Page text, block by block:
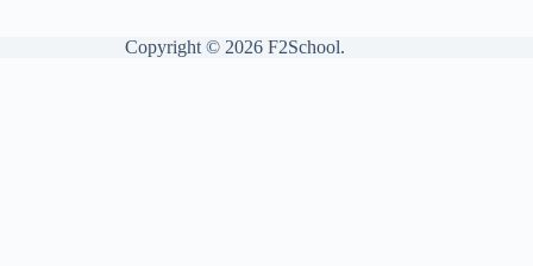
Copyright © 2026 F2School.